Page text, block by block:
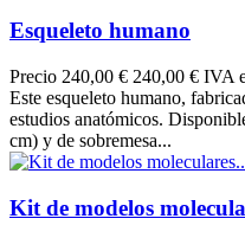
Esqueleto humano
Precio 240,00 € 240,00 € IVA
Este esqueleto humano,
estudios anatómicos.
cm) y de sobremesa...
Kit de modelos